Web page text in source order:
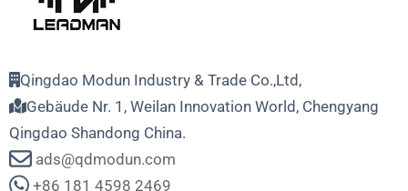
Qingdao Modun Industry & Trade Co.,Ltd,
Gebäude Nr. 1, Weilan Innovation World, Chengyang
Qingdao Shandong China.
ads@qdmodun.com
+86 181 4598 2469